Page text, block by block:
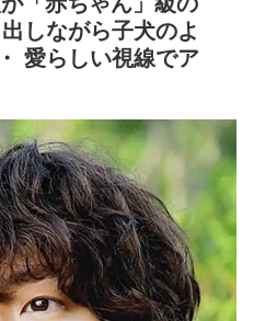
しながら子犬のよ
愛らしい視線でア